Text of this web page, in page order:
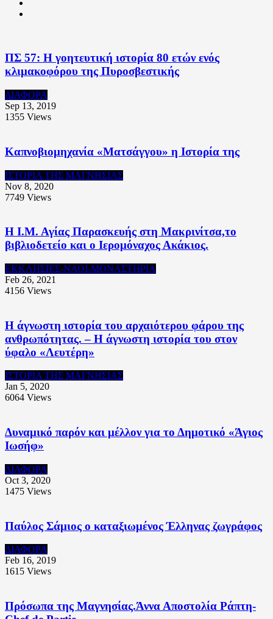
ΠΣ 57: Η γοητευτική ιστορία 80 ετών ενός
κλιμακοφόρου της Πυροσβεστικής
ΔΙΑΦΟΡΑ
Sep 13, 2019
1355 Views
Καπνοβιομηχανία «Ματσάγγου» η Ιστορία της
ΙΣΤΟΡΙΑ ΤΗΣ ΜΑΓΝΗΣΙΑΣ
Nov 8, 2020
7749 Views
Η Ι.Μ. Αγίας Παρασκευής στη Μακρινίτσα,το
βιβλιοδετείο και ο Ιερομόναχος Ακάκιος.
ΕΚΚΛΗΣΙΕΣ-ΝΑΟΙ-ΜΟΝΑΣΤΗΡΙΑ
Feb 26, 2021
4156 Views
Η άγνωστη ιστορία του αρχαιότερου φάρου της
ανθρωπότητας. – Η άγνωστη ιστορία του στον
ύφαλο «Λευτέρη»
ΙΣΤΟΡΙΑ ΤΗΣ ΜΑΓΝΗΣΙΑΣ
Jan 5, 2020
6064 Views
Δυναμικό παρόν και μέλλον για το Δημοτικό «Άγιος
Ιωσήφ»
ΔΙΑΦΟΡΑ
Oct 3, 2020
1475 Views
Παύλος Σάμιος ο καταξιωμένος Έλληνας ζωγράφος
ΔΙΑΦΟΡΑ
Feb 16, 2019
1615 Views
Πρόσωπα της Μαγνησίας.Άννα Αποστολία Ράπτη-